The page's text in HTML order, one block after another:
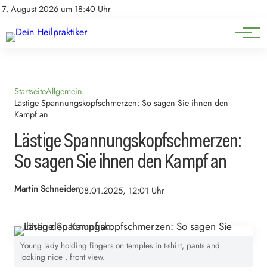
7. August 2026 um 18:40 Uhr
Impressum
Natürliche Medizin
Heilpflanzen & Kräuterkunde
StartseiteAllgemein
Lästige Spannungskopfschmerzen: So sagen Sie ihnen den
Kampf an
Lästige Spannungskopfschmerzen:
So sagen Sie ihnen den Kampf an
Martin Schneider08.01.2025, 12:01 Uhr
Young lady holding fingers on temples in t-shirt, pants and
looking nice , front view.